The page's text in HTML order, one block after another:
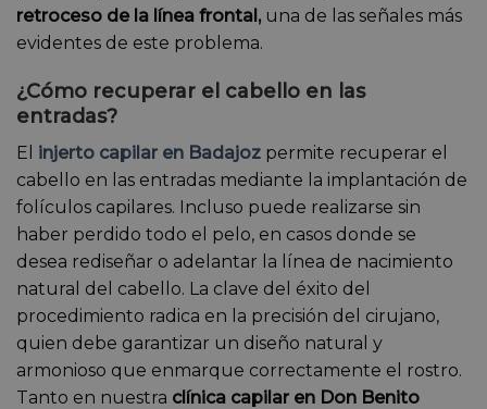
retroceso de la línea frontal, una de las señales más
evidentes de este problema.
¿Cómo recuperar el cabello en las
entradas?
El injerto capilar en Badajoz permite recuperar el
cabello en las entradas mediante la implantación de
folículos capilares. Incluso puede realizarse sin
haber perdido todo el pelo, en casos donde se
desea rediseñar o adelantar la línea de nacimiento
natural del cabello. La clave del éxito del
procedimiento radica en la precisión del cirujano,
quien debe garantizar un diseño natural y
armonioso que enmarque correctamente el rostro.
Tanto en nuestra clínica capilar en Don Benito